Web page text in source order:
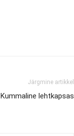
Järgmine artikkel
Kummaline lehtkapsas